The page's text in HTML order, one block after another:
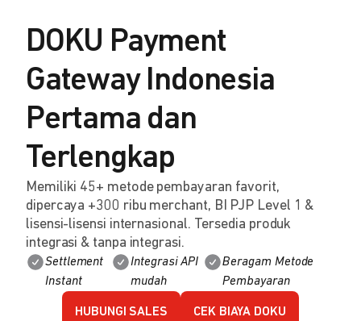
DOKU Payment
Gateway Indonesia
Pertama dan
Terlengkap
Memiliki 45+ metode pembayaran favorit,
dipercaya +300 ribu merchant, BI PJP Level 1 &
lisensi-lisensi internasional. Tersedia produk
integrasi & tanpa integrasi.
Settlement
Instant
Integrasi API
mudah
Beragam Metode
Pembayaran
HUBUNGI SALES CEK BIAYA DOKU